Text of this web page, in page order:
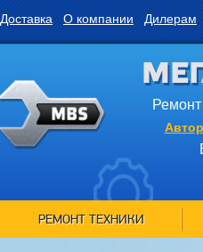
Доставка О компании Дилерам
Ремонт
РЕМОНТ ТЕХНИКИ